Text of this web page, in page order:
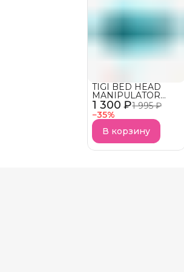
1 300 ₽1 995 ₽
−35%
TIGI BED HEAD
MANIPULATOR
текстурирующая
паста для волос
АКЦИЯ!
В корзину